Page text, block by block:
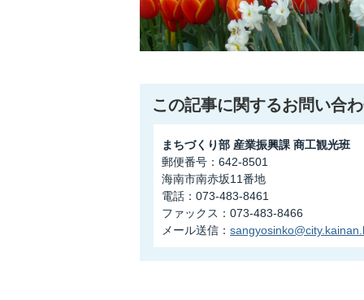
この記事に関するお問い合
まちづくり部 産業振興課 商工観光班
郵便番号：642-8501
海南市南赤坂11番地
電話：073-483-8461
ファックス：073-483-8466
メール送信：